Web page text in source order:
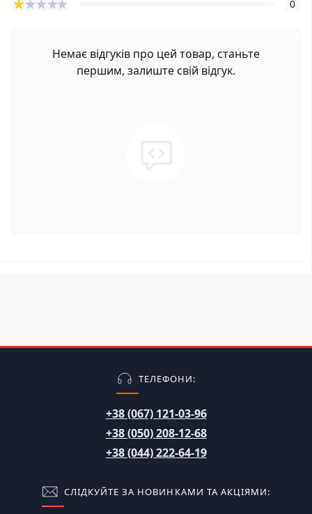
0
Немає відгуків про цей товар, станьте
першим, залиште свій відгук.
ТЕЛЕФОНИ:
+38 (067) 121-03-96
+38 (050) 208-12-68
+38 (044) 222-64-19
СЛІДКУЙТЕ ЗА НОВИНКАМИ ТА АКЦІЯМИ: